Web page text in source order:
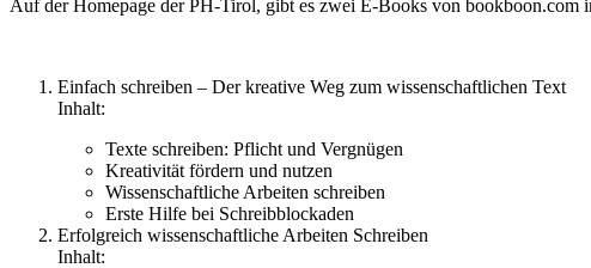
Auf der Homepage der PH-Tirol, gibt es zwei E-Books von bookboon.com
Einfach schreiben – Der kreative Weg zum wissenschaftlichen Text
Inhalt:
Texte schreiben: Pflicht und Vergnügen
Kreativität fördern und nutzen
Wissenschaftliche Arbeiten schreiben
Erste Hilfe bei Schreibblockaden
Erfolgreich wissenschaftliche Arbeiten Schreiben
Inhalt: